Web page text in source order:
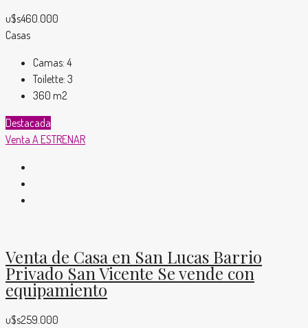
u$s460.000
Casas
Camas: 4
Toilette: 3
360 m2
Destacada
Venta A ESTRENAR
Venta de Casa en San Lucas Barrio
Privado San Vicente Se vende con
equipamiento
u$s259.000